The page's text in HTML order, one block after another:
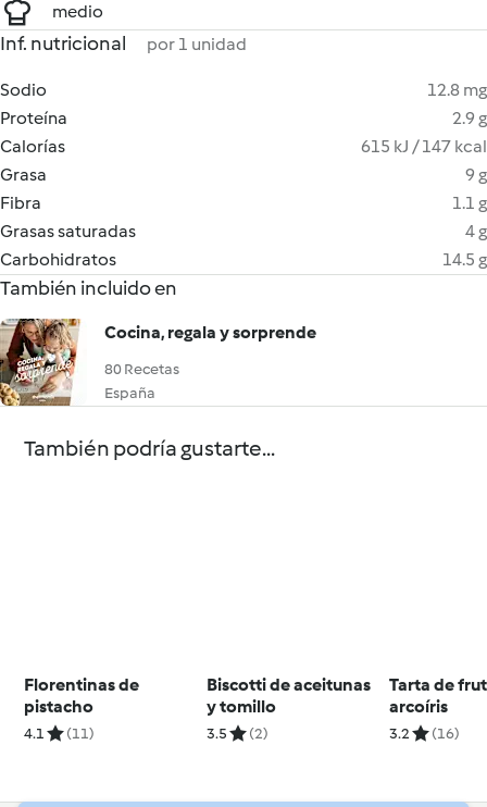
medio
Inf. nutricional por 1 unidad
Sodio
12.8 mg
Proteína
2.9 g
Calorías
615 kJ / 147 kcal
Grasa
9 g
Fibra
1.1 g
Grasas saturadas
4 g
Carbohidratos
14.5 g
También incluido en
Cocina, regala y sorprende
80 Recetas
España
También podría gustarte...
Florentinas de
pistacho
4.1 (11)
Biscotti de aceitunas
y tomillo
3.5 (2)
Tarta de
arcoíris
3.2 (16)